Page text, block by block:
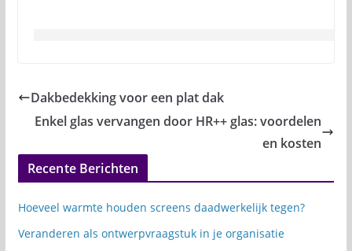
Dakbedekking voor een plat dak
Enkel glas vervangen door HR++ glas: voordelen
en kosten
Recente Berichten
Hoeveel warmte houden screens daadwerkelijk tegen?
Veranderen als ontwerpvraagstuk in je organisatie